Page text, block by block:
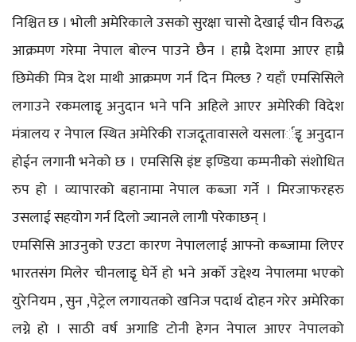
निश्चित छ । भोली अमेरिकाले उसको सुरक्षा चासो देखाई चीन विरुद्ध
आक्रमण गरेमा नेपाल बोल्न पाउने छैन । हाम्रै देशमा आएर हाम्रै
छिमेकी मित्र देश माथी आक्रमण गर्न दिन मिल्छ ? यहाँ एमसिसिले
लगाउने रकमलाइृ अनुदान भने पनि अहिले आएर अमेरिकी विदेश
मंत्रालय र नेपाल स्थित अमेरिकी राजदूतावासले यसलार्इृ अनुदान
होईन लगानी भनेको छ । एमसिसि इंष्ट इण्डिया कम्पनीको संशोधित
रुप हो । व्यापारको बहानामा नेपाल कब्जा गर्ने । मिरजाफरहरु
उसलाई सहयोग गर्न दिलो ज्यानले लागी परेकाछन् ।
एमसिसि आउनुको एउटा कारण नेपाललाई आफ्नो कब्जामा लिएर
भारतसंग मिलेर चीनलाइृ घेर्ने हो भने अर्को उद्देश्य नेपालमा भएको
युरेनियम , सुन ,पेट्रेल लगायतको खनिज पदार्थ दोहन गरेर अमेरिका
लग्ने हो । साठी वर्ष अगाडि टोनी हेगन नेपाल आएर नेपालको